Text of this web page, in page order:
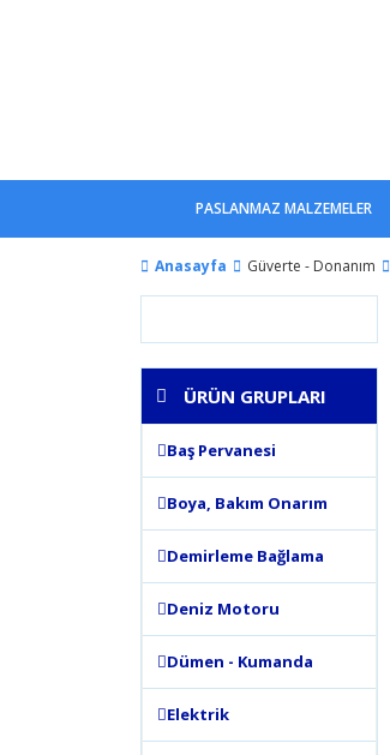
PASLANMAZ MALZEMELER
Anasayfa Güverte - Donanım
ÜRÜN GRUPLARI
Baş Pervanesi
Boya, Bakım Onarım
Demirleme Bağlama
Deniz Motoru
Dümen - Kumanda
Elektrik